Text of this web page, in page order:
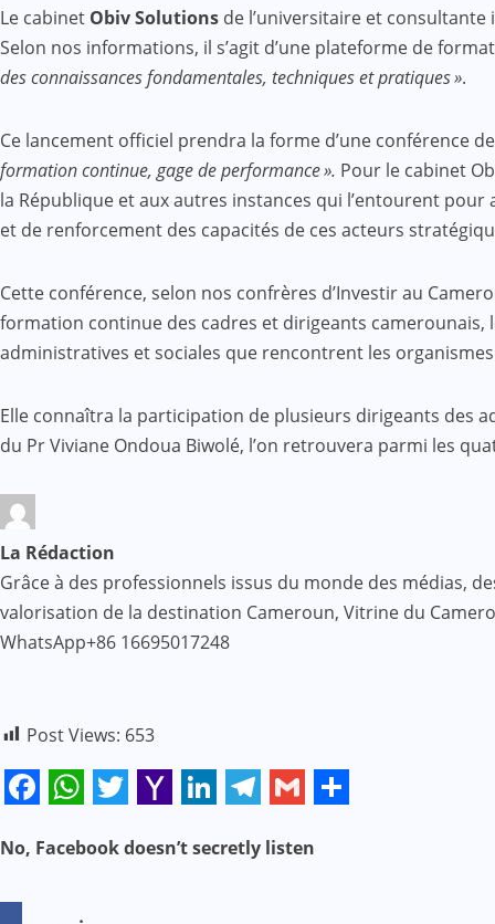
Le cabinet Obiv Solutions de l’universitaire et
Selon nos informations, il s’agit d’une plateforme de
des connaissances fondamentales, techniques et pratiques ».
Ce lancement officiel prendra la forme d’une conférence
formation continue, gage de performance ». Pour le cabinet
la République et aux autres instances qui l’entourent
et de renforcement des capacités de ces acteurs
Cette conférence, selon nos confrères d’Investir au
formation continue des cadres et dirigeants camerounais,
administratives et sociales que rencontrent les
Elle connaîtra la participation de plusieurs dirigeants des
du Pr Viviane Ondoua Biwolé, l’on retrouvera parmi les
La Rédaction
Grâce à des professionnels issus du monde des médias,
valorisation de la destination Cameroun, Vitrine du
WhatsApp+86 16695017248
Post Views: 653
Mail
N
a
No, Facebook doesn’t secretly listen